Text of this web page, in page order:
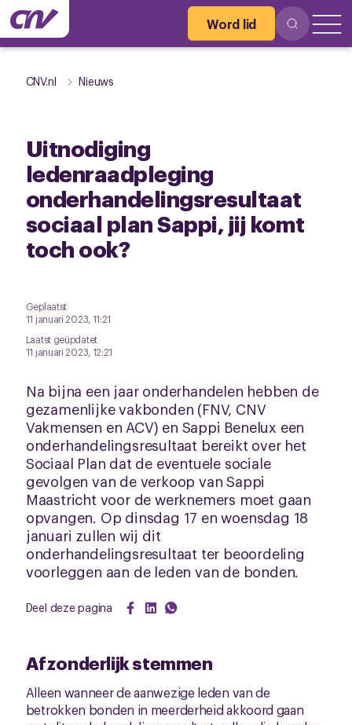
Word lid
CNV.nl Nieuws
Uitnodiging
ledenraadpleging
onderhandelingsresultaat
sociaal plan Sappi, jij komt
toch ook?
Geplaatst
11 januari 2023, 11:21
Laatst geüpdatet
11 januari 2023, 12:21
Na bijna een jaar onderhandelen hebben de
gezamenlijke vakbonden (FNV, CNV
Vakmensen en ACV) en Sappi Benelux een
onderhandelingsresultaat bereikt over het
Sociaal Plan dat de eventuele sociale
gevolgen van de verkoop van Sappi
Maastricht voor de werknemers moet gaan
opvangen. Op dinsdag 17 en woensdag 18
januari zullen wij dit
onderhandelingsresultaat ter beoordeling
voorleggen aan de leden van de bonden.
Deel deze pagina
Afzonderlijk stemmen
Alleen wanneer de aanwezige leden van de
betrokken bonden in meerderheid akkoord gaan